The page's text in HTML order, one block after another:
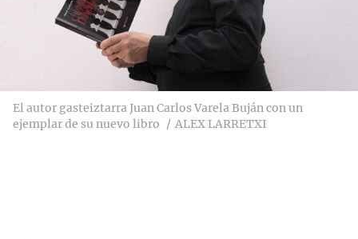
El autor gasteiztarra Juan Carlos Varela Buján con un
ejemplar de su nuevo libro
ALEX LARRETXI